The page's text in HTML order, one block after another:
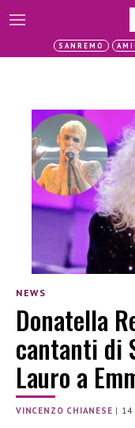
SANREMO
NEWS
Donatella
cantanti di
Lauro a
VINCENZO CHIANESE | 14